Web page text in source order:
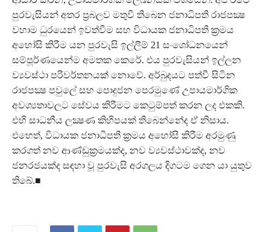
පුරවැසියන් අතර ප්‍රබලව මතුවී තිබෙන ජනාධිපති රාජපක්‍ෂ
වහාම ධුරයෙන් ඉවත්වීම සහ විධායක ජනාධිපති ක්‍රමය
අහෝසි කිරීම යන පුරවැසි ඉල්ලීම් 21 සංශෝධනයෙන්
සම්පූර්ණයෙන්ම අමතක කෙරේ. එය පුරවැසියන් ඉල්ලන
ව්‍යවස්ථා පරිවර්තනයක් නොවේ. අර්බුදයට පත්වී සිටින
රාජපක්‍ෂ පවුලේ සහ පොදුජන පෙරමුණේ උපායමාර්ගික
අවශ්‍යතාවලට සේවය කිරීමට කෙටුම්පත් කරන ලද එකකි.
එහි සාධනීය ලක්‍ෂණ කිහිපයක් තිබෙන්නේද ඒ නිසාය.
එහෙත්, විධායක ජනාධිපති ක්‍රමය අහෝසි කිරීම අරමුණු
කරගත් නව ආණ්ඩුක්‍රමයක්ද, නව ව්‍යවස්ථාවක්ද, නව
ජනරජයක්ද සඳහා වූ පුරවැසි අරගලය දිගටම ගෙන යා යුතුව
තිබේ.■